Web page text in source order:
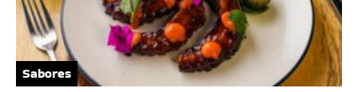
Sabores